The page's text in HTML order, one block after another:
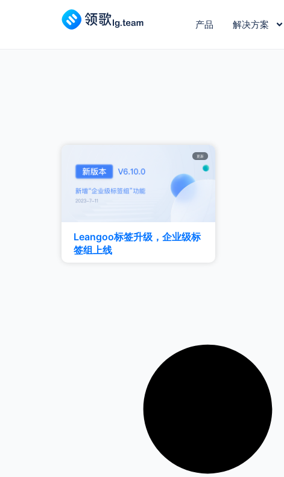
产品 解决方案
更新
Leangoo标签升级，企业级标
签组上线